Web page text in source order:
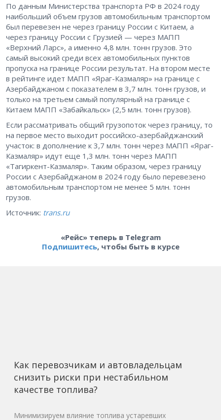
По данным Министерства транспорта РФ в 2024 году
наибольший объем грузов автомобильным транспортом
был перевезен не через границу России с Китаем, а
через границу России с Грузией — через МАПП
«Верхний Ларс», а именно 4,8 млн. тонн грузов. Это
самый высокий среди всех автомобильных пунктов
пропуска на границе России результат. На втором месте
в рейтинге идет МАПП «Яраг-Казмаляр» на границе с
Азербайджаном с показателем в 3,7 млн. тонн грузов, и
только на третьем самый популярный на границе с
Китаем МАПП «Забайкальск» (2,5 млн. тонн грузов).
Если рассматривать общий грузопоток через границу, то
на первое место выходит российско-азербайджанский
участок: в дополнение к 3,7 млн. тонн через МАПП «Яраг-
Казмаляр» идут еще 1,3 млн. тонн через МАПП
«Тагиркент-Казмаляр». Таким образом, через границу
России с Азербайджаном в 2024 году было перевезено
автомобильным транспортом не менее 5 млн. тонн
грузов.
Источник: trans.ru
«Рейс» теперь в Telegram
Подпишитесь, чтобы быть в курсе
Как перевозчикам и автовладельцам
снизить риски при нестабильном
качестве топлива?
Минимизируем влияние топлива устаревших